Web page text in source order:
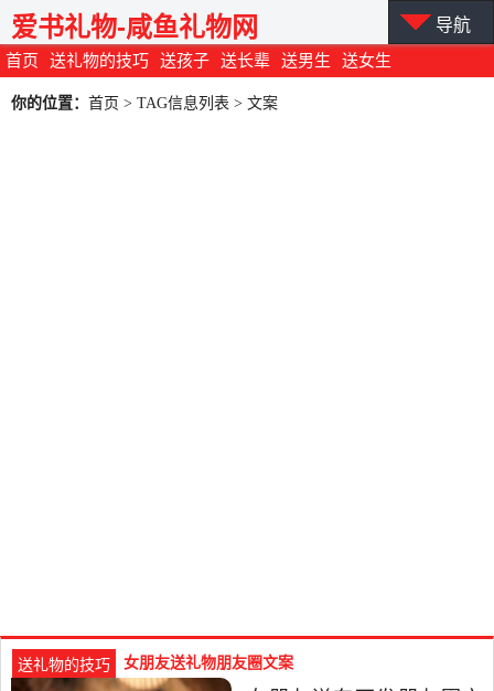
首页 送礼物的技巧 送孩子 送长辈 送男生 送女生
爱书礼物-咸鱼礼物网 导航
你的位置： 首页 > TAG信息列表 > 文案
送礼物的技巧 女朋友送礼物朋友圈文案